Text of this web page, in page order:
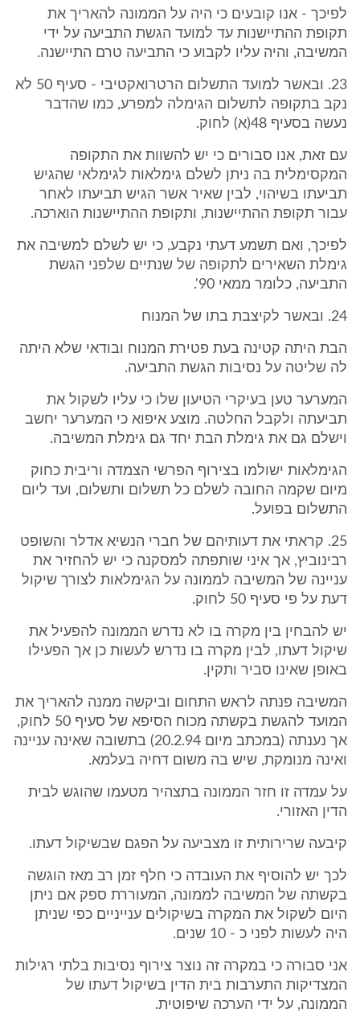
לפיכך - אנו קובעים כי היה על הממונה להאריך את
תקופת ההתיישנות עד למועד הגשת התביעה על ידי
המשיבה, והיה עליו לקבוע כי התביעה טרם התיישנה.
23. ובאשר למועד התשלום הרטרואקטיבי - סעיף 50 לא
נקב בתקופה לתשלום הגימלה למפרע, כמו שהדבר
נעשה בסעיף 48(א) לחוק.
עם זאת, אנו סבורים כי יש להשוות את התקופה
המקסימלית בה ניתן לשלם גימלאות לגימלאי שהגיש
תביעתו בשיהוי, לבין שאיר אשר הגיש תביעתו לאחר
עבור תקופת ההתיישנות, ותקופת ההתיישנות הוארכה.
לפיכך, ואם תשמע דעתי נקבע, כי יש לשלם למשיבה את
גימלת השאירים לתקופה של שנתיים שלפני הגשת
התביעה, כלומר ממאי 90'.
24. ובאשר לקיצבת בתו של המנוח
הבת היתה קטינה בעת פטירת המנוח ובודאי שלא היתה
לה שליטה על נסיבות הגשת התביעה.
המערער טען בעיקרי הטיעון שלו כי עליו לשקול את
תביעתה ולקבל החלטה. מוצע איפוא כי המערער יחשב
וישלם גם את גימלת הבת יחד גם גימלת המשיבה.
הגימלאות ישולמו בצירוף הפרשי הצמדה וריבית כחוק
מיום שקמה החובה לשלם כל תשלום ותשלום, ועד ליום
התשלום בפועל.
25. קראתי את דעותיהם של חברי הנשיא אדלר והשופט
רבינוביץ, אך איני שותפתה למסקנה כי יש להחזיר את
עניינה של המשיבה לממונה על הגימלאות לצורך שיקול
דעת על פי סעיף 50 לחוק.
יש להבחין בין מקרה בו לא נדרש הממונה להפעיל את
שיקול דעתו, לבין מקרה בו נדרש לעשות כן אך הפעילו
באופן שאינו סביר ותקין.
המשיבה פנתה לראש התחום וביקשה ממנה להאריך את
המועד להגשת בקשתה מכוח הסיפא של סעיף 50 לחוק,
אך נענתה (במכתב מיום 20.2.94) בתשובה שאינה עניינה
ואינה מנומקת, שיש בה משום דחיה בעלמא.
על עמדה זו חזר הממונה בתצהיר מטעמו שהוגש לבית
הדין האזורי.
קיבעה שרירותית זו מצביעה על הפגם שבשיקול דעתו.
לכך יש להוסיף את העובדה כי חלף זמן רב מאז הוגשה
בקשתה של המשיבה לממונה, המעוררת ספק אם ניתן
היום לשקול את המקרה בשיקולים ענייניים כפי שניתן
היה לעשות לפני כ - 10 שנים.
אני סבורה כי במקרה זה נוצר צירוף נסיבות בלתי רגילות
המצדיקות התערבות בית הדין בשיקול דעתו של
הממונה, על ידי הערכה שיפוטית.